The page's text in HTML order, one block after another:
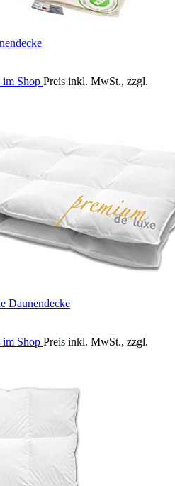
im Shop Preis inkl. MwSt., zzgl.
Daunendecke
im Shop Preis inkl. MwSt., zzgl.